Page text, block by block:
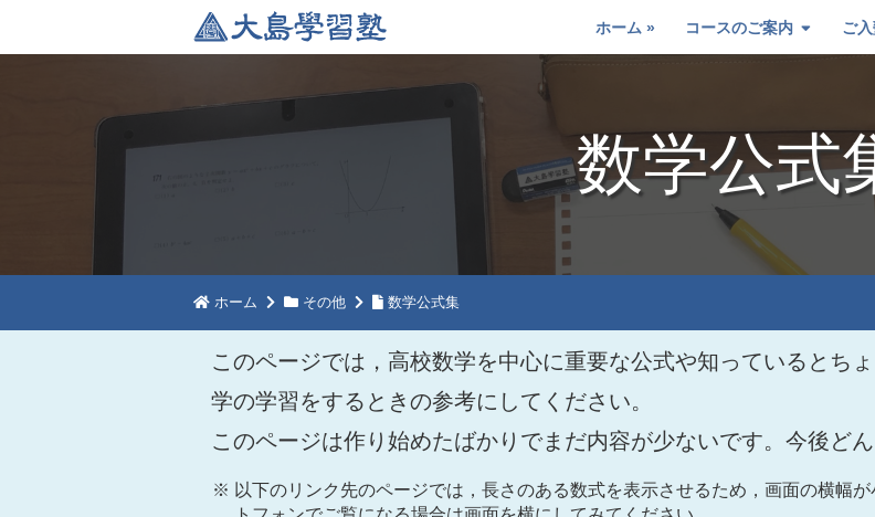
ホーム コースのご案内 ご
数学公式
ホーム その他 数学公式集
このページでは，高校数学を中心に重要な公式や知っているとち
学の学習をするときの参考にしてください。
このページは作り始めたばかりでまだ内容が少ないです。今後ど
以下のリンク先のページでは，長さのある数式を表示させるため，画面の横幅